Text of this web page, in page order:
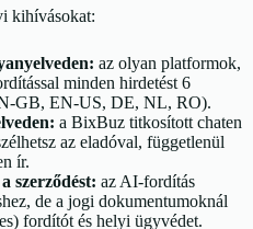
kihívásokat:
az olyan platformok,
minden hirdetést 6
GB, EN-US, DE, NL, RO).
a BixBuz titkosított chaten
az eladóval, függetlenül
ír.
szerződést: az AI-fordítás
de a jogi dokumentumoknál
fordítót és helyi ügyvédet.